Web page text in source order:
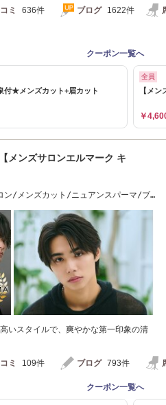
ミ 636件 ブログ 1622件
クーポン一覧へ
付★メンズカット+眉カット
全員
【メ
￥
メンズサロンエルマーク キ
/メンズカット/ニュアンスパーマ/ブ
いスタイルで、爽やかな第一印象の清
ミ 109件 ブログ 793件
クーポン一覧へ